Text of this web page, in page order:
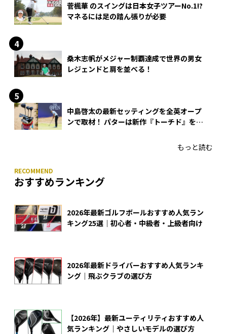
菅楓華 のスイングは日本女子ツアーNo.1!?
マネるには足の踏ん張りが必要
桑木志帆がメジャー制覇達成で世界の男女
レジェンドと肩を並べる！
中島啓太の最新セッティングを全英オープ
ンで取材！ パターは新作『トーチド』を投
もっと読む
おすすめランキング
2026年最新ゴルフボールおすすめ人気ラン
キング25選｜初心者・中級者・上級者向け
2026年最新ドライバーおすすめ人気ランキ
ング｜飛ぶクラブの選び方
【2026年】最新ユーティリティおすすめ人
気ランキング｜やさしいモデルの選び方